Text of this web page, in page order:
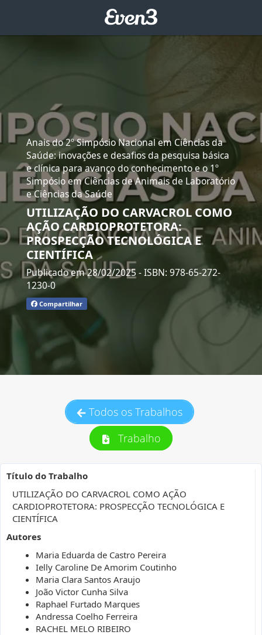
Anais do 2º Simpósio Nacional em Ciências da
Saúde: inovações e desafios da pesquisa básica
e clínica para avanço do conhecimento e o 1º
Simpósio em Ciências de Animais de Laboratório
e Ciências da Saúde
UTILIZAÇÃO DO CARVACROL COMO
AÇÃO CARDIOPROTETORA:
PROSPECÇÃO TECNOLÓGICA E
CIENTÍFICA
Publicado em 28/02/2025 - ISBN: 978-65-272-
1230-0
Compartilhar
Todos os Trabalhos
Trabalho
Título do Trabalho
UTILIZAÇÃO DO CARVACROL COMO AÇÃO
CARDIOPROTETORA: PROSPECÇÃO TECNOLÓGICA E
CIENTÍFICA
Autores
Maria Eduarda de Castro Pereira
Ielly Caroline De Amorim Coutinho
Maria Clara Santos Araujo
João Victor Cunha Silva
Raphael Furtado Marques
Andressa Coelho Ferreira
RACHEL MELO RIBEIRO